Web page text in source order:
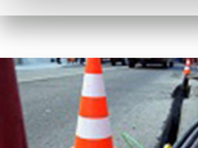
savoir
plus